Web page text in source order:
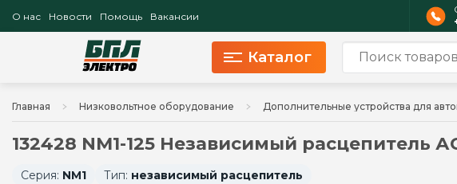
О нас Новости Помощь Вакансии
Каталог
Главная Низковольтное оборудование Дополнительные устройства для
132428 NM1-125 Независимый расцепитель
Серия: NM1 Тип: независимый расцепитель